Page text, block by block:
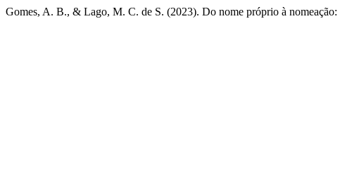
Gomes, A. B., & Lago, M. C. de S. (2023). Do nome próprio à